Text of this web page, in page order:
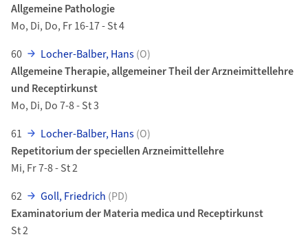
Allgemeine Pathologie
Mo, Di, Do, Fr 16-17 - St 4
60
Locher-Balber, Hans(O)
Allgemeine Therapie, allgemeiner Theil der Arzneimittellehre
und Receptirkunst
Mo, Di, Do 7-8 - St 3
61
Locher-Balber, Hans(O)
Repetitorium der speciellen Arzneimittellehre
Mi, Fr 7-8 - St 2
62
Goll, Friedrich (PD)
Examinatorium der Materia medica und Receptirkunst
St 2